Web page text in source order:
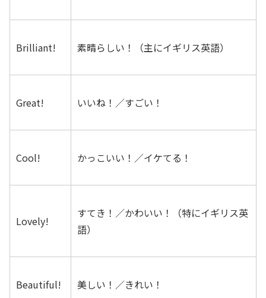
Brilliant! 素晴らしい！（主にイギリス英語）
Great! いいね！／すごい！
Cool! かっこいい！／イケてる！
Lovely!
すてき！／かわいい！（特にイギリス英
語）
Beautiful! 美しい！／きれい！